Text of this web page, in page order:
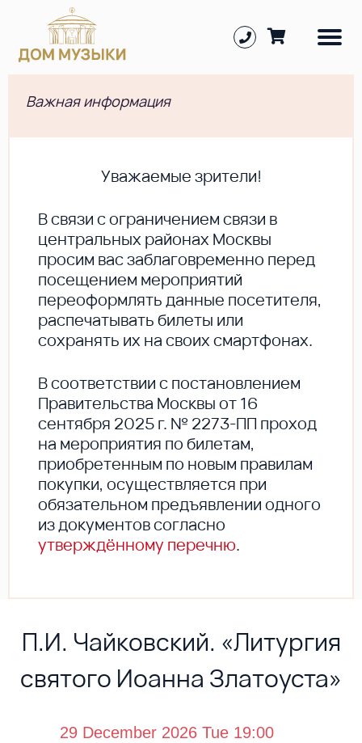
Важная информация
Уважаемые зрители!
В cвязи с ограничением связи в
центральных районах Москвы
просим вас заблаговременно перед
посещением мероприятий
переоформлять данные посетителя,
распечатывать билеты или
сохранять их на своих смартфонах.
В соответствии с постановлением
Правительства Москвы от 16
сентября 2025 г. № 2273-ПП проход
на мероприятия по билетам,
приобретенным по новым правилам
покупки, осуществляется при
обязательном предъявлении одного
из документов согласно
утверждённому перечню.
П.И. Чайковский. «Литургия
святого Иоанна Златоуста»